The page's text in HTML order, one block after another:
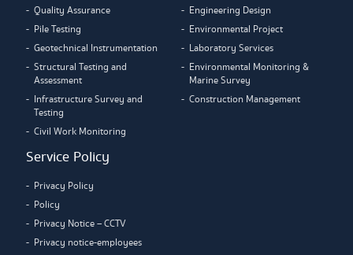
Quality Assurance
Pile Testing
Geotechnical Instrumentation
Structural Testing and
Assessment
Infrastructure Survey and
Testing
Civil Work Monitoring
Engineering Design
Environmental Project
Laboratory Services
Environmental Monitoring &
Marine Survey
Construction Management
Service Policy
Privacy Policy
Policy
Privacy Notice – CCTV
Privacy notice-employees